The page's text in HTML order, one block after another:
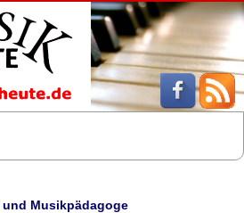
Musikpädagoge